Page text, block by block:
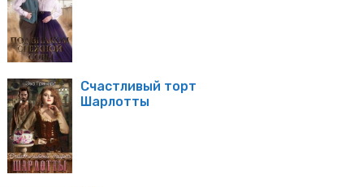
Счастливый торт
Шарлотты